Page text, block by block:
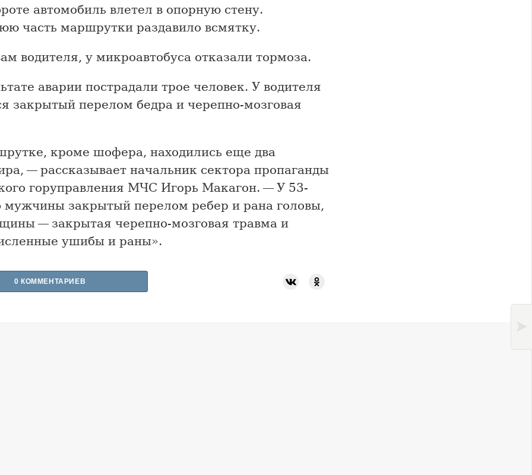
автомобиль влетел в опорную стену.
часть маршрутки раздавило всмятку.
водителя, у микроавтобуса отказали тормоза.
аварии пострадали трое человек. У водителя
закрытый перелом бедра и черепно-мозговая
кроме шофера, находились еще два
— рассказывает начальник сектора пропаганды
горуправления МЧС Игорь Макагон. — У 53-
мужчины закрытый перелом ребер и рана головы,
— закрытая черепно-мозговая травма и
ушибы и раны».
0 КОММЕНТАРИЕВ